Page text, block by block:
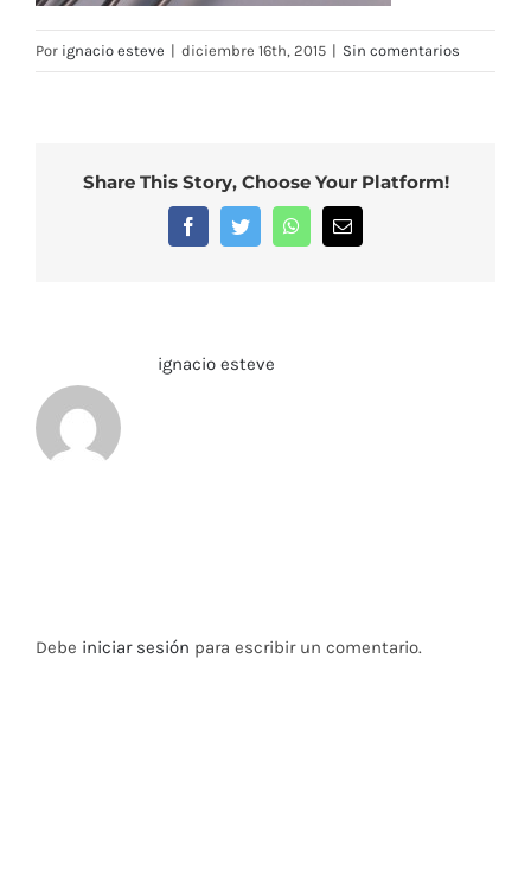
Por ignacio esteve | diciembre 16th, 2015 | Sin comentarios
Share This Story, Choose Your Platform!
FacebookTwitter WhatsAppCorreo
electrónico
ignacio esteve
Debe iniciar sesión para escribir un comentario.